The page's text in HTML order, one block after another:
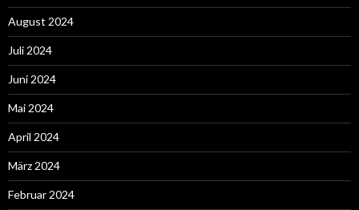
August 2024
Juli 2024
Juni 2024
Mai 2024
April 2024
März 2024
Februar 2024